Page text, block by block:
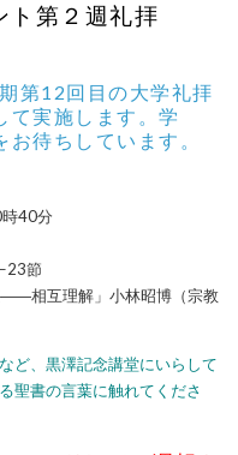
ト第２週礼拝
第12回目の大学礼拝
て実施します。学
待ちしています。
40分
節
相互理解」小林昭博（宗教
ど、黒澤記念講堂にいらして
聖書の言葉に触れてくださ